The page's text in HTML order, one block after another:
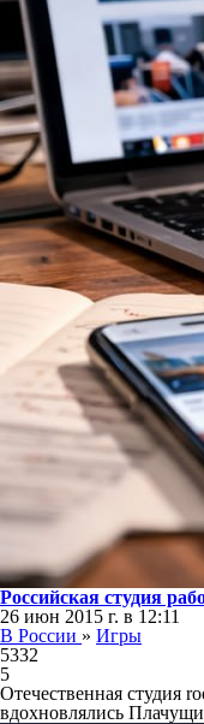
Российская студия
26 июн 2015 г. в 12:11
В России » Игры
5332
5
Отечественная студия
вдохновлялись